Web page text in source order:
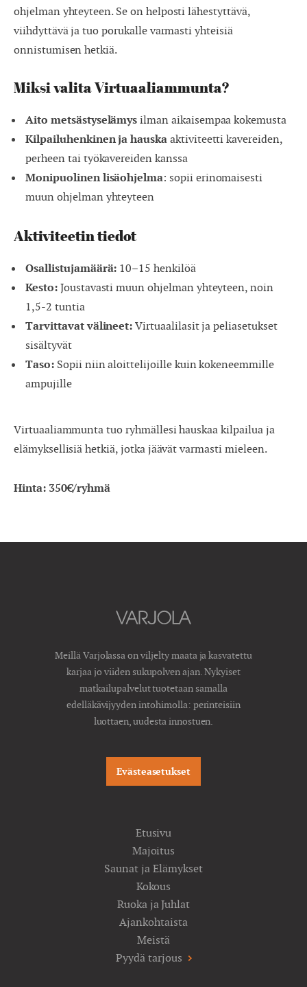
ohjelman yhteyteen. Se on helposti lähestyttävä,
viihdyttävä ja tuo porukalle varmasti yhteisiä
onnistumisen hetkiä.
Miksi valita Virtuaaliammunta?
Aito metsästyselämysilman aikaisempaa kokemusta
Kilpailuhenkinen ja hauskaaktiviteetti kavereiden,
perheen tai työkavereiden kanssa
Monipuolinen lisäohjelma: sopii erinomaisesti
muun ohjelman yhteyteen
Aktiviteetin tiedot
Osallistujamäärä: 10–15 henkilöä
Kesto:Joustavasti muun ohjelman yhteyteen, noin
1,5-2 tuntia
Tarvittavat välineet:Virtuaalilasit ja peliasetukset
sisältyvät
Taso: Sopii niin aloittelijoille kuin kokeneemmille
ampujille
Virtuaaliammunta tuo ryhmällesi hauskaa kilpailua ja
elämyksellisiä hetkiä, jotka jäävät varmasti mieleen.
Hinta: 350€/ryhmä
Meillä Varjolassa on viljelty maata ja kasvatettu
karjaa jo viiden sukupolven ajan. Nykyiset
matkailupalvelut tuotetaan samalla
edelläkävijyyden intohimolla: perinteisiin
luottaen, uudesta innostuen.
Evästeasetukset
Etusivu
Majoitus
Saunat ja Elämykset
Kokous
Ruoka ja Juhlat
Ajankohtaista
Meistä
Pyydä tarjous